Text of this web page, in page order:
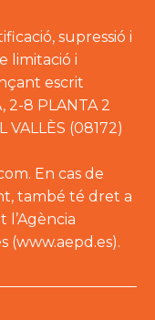
supressió i
limitació i
escrit
2-8 PLANTA 2
VALLÈS (08172)
En cas de
també té dret a
(www.aepd.es).